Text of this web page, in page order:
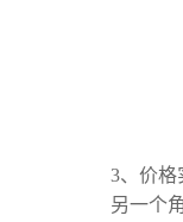
3、价格
另一个